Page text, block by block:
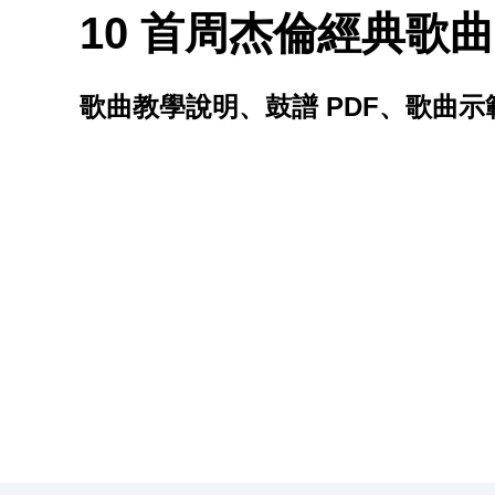
10 首周杰倫經典歌曲
歌曲教學說明、鼓譜 PDF、歌曲示